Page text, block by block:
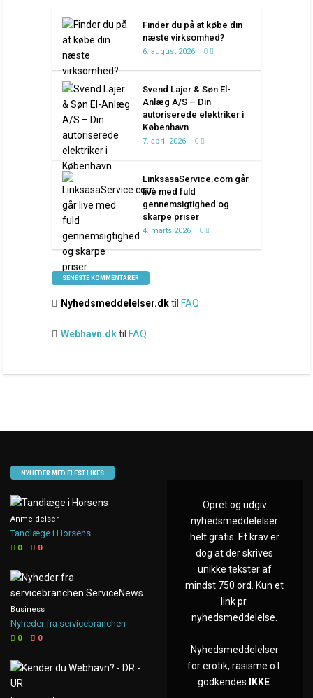
Finder du på at købe din
næste virksomhed?
6. august 2026 0
Svend Lajer & Søn El-
Anlæg A/S – Din
autoriserede elektriker i
København
7. april 2026 0
LinksasaService.com går
live med fuld
gennemsigtighed og
skarpe priser
4. marts 2026 0
SENESTE KOMMENTARER
Nyhedsmeddelelser.dktil FAQ
Webhavn.dktil FAQ
NYHEDER MED FLEST LIKES
Anmeldelser
Tandlæge i Horsens
0 0
Business
Nyheder fra servicebranchen
0 0
Opret og udgiv
nyhedsmeddelelser
helt gratis. Et krav er
dog at der skrives
unikke tekster af
mindst 750 ord. Kun et
link pr.
nyhedsmeddelelse.
Nyhedsmeddelelser
for erotik, rasisme o.l.
godkendes
IKKE.